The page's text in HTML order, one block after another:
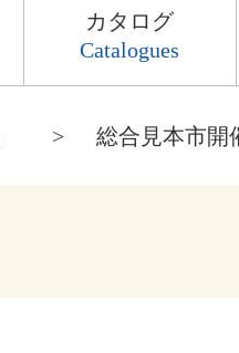
カタログ
Catalogues
総合見本市開